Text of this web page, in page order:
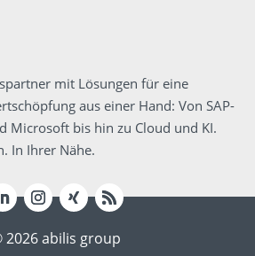
mit Lösungen für eine
aus einer Hand: Von SAP-
Microsoft bis hin zu Cloud und KI.
In Ihrer Nähe.
2026 abilis group